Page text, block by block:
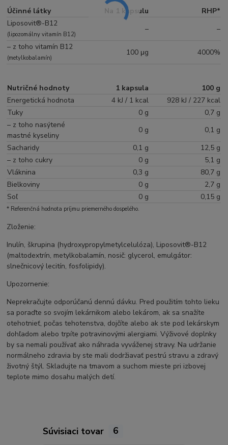
Účinné látky Na 1 kapsulu
RHP*
Liposovit®-B12
(lipozomálny vitamín B12)
–
–
– z toho vitamín B12
(metylkobalamín)
100 μg 4000%
Nutričné hodnoty 1 kapsula
100 g
Energetická hodnota
4 kJ / 1 kcal
928 kJ / 227 kcal
Tuky
0 g
0,7 g
– z toho nasýtené
mastné kyseliny
0 g
0,1 g
Sacharidy
0,1 g
12,5 g
– z toho cukry
0 g
5,1 g
Vláknina
0,3 g
80,7 g
Bielkoviny
0 g
2,7 g
Soľ
0 g 0,15 g
* Referenčná hodnota príjmu priemerného dospelého.
Zloženie:
Inulín, škrupina (hydroxypropylmetylcelulóza), Liposovit®-B12
(maltodextrín, metylkobalamín, nosič: glycerol, emulgátor:
slnečnicový lecitín, fosfolipidy).
Upozornenie:
Neprekračujte odporúčanú dennú dávku. Pred použitím tohto lieku
sa poraďte so svojím lekárnikom alebo lekárom, ak sa snažíte
otehotnieť, počas tehotenstva, dojčíte alebo ak ste pod lekárskym
dohľadom alebo trpíte potravinovými alergiami. Výživové doplnky
by sa nemali používať ako náhrada vyváženej stravy. Na udržanie
normálneho zdravia by ste mali dodržiavať pestrú stravu a zdravý
životný štýl. Skladujte na tmavom a suchom mieste pri izbovej
teplote mimo dosahu malých detí.
Súvisiaci tovar 6